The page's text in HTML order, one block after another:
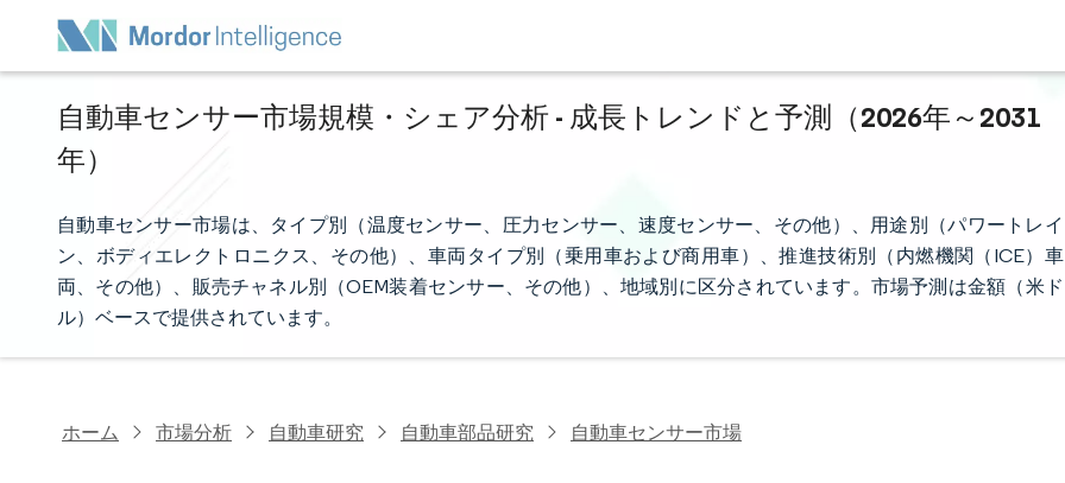
自動車センサー市場規模・シェア分析 - 成長トレンドと予測（2026年～2031
年）
自動車センサー市場は、タイプ別（温度センサー、圧力センサー、速度センサー、その他）、用途別（パワートレイ
ン、ボディエレクトロニクス、その他）、車両タイプ別（乗用車および商用車）、推進技術別（内燃機関（ICE）車
両、その他）、販売チャネル別（OEM装着センサー、その他）、地域別に区分されています。市場予測は金額（米ド
ル）ベースで提供されています。
ホーム 市場分析 自動車研究 自動車部品研究 自動車センサー市場